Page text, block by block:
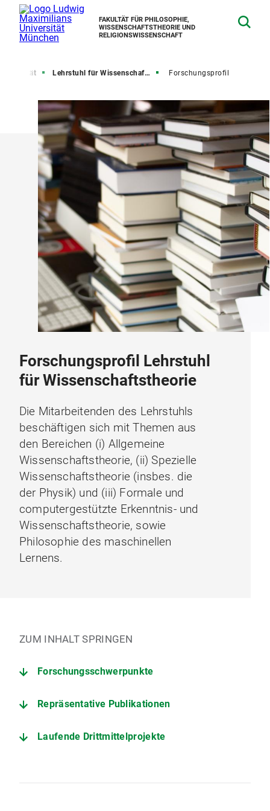
FAKULTÄT FÜR PHILOSOPHIE,
WISSENSCHAFTSTHEORIE UND
RELIGIONSWISSENSCHAFT
Fakultät Lehrstuhl für Wissenschaftstheorie Forschungsprofil
Forschungsprofil Lehrstuhl
für Wissenschaftstheorie
Die Mitarbeitenden des Lehrstuhls
beschäftigen sich mit Themen aus
den Bereichen (i) Allgemeine
Wissenschaftstheorie, (ii) Spezielle
Wissenschaftstheorie (insbes. die
der Physik) und (iii) Formale und
computergestützte Erkenntnis- und
Wissenschaftstheorie, sowie
Philosophie des maschinellen
Lernens.
ZUM INHALT SPRINGEN
Forschungsschwerpunkte
Repräsentative Publikationen
Laufende Drittmittelprojekte